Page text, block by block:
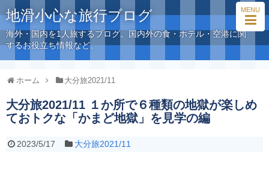
MENU
地滑小心な旅行ブログ
海外・国内を1人旅するブログ。国内外の食・ホテル・空港に関
するお役立ち情報など。
ホーム 大分旅2021/11
大分旅2021/11 １か所で６種類の地獄が楽しめ
ておトクな「かまど地獄」を見学の編
2023/5/17 大分旅2021/11